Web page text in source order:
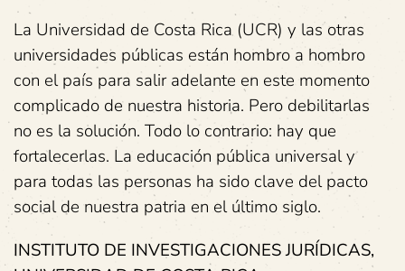
La Universidad de Costa Rica (UCR) y las otras
universidades públicas están hombro a hombro
con el país para salir adelante en este momento
complicado de nuestra historia. Pero debilitarlas
no es la solución. Todo lo contrario: hay que
fortalecerlas. La educación pública universal y
para todas las personas ha sido clave del pacto
social de nuestra patria en el último siglo.
INSTITUTO DE INVESTIGACIONES JURÍDICAS,